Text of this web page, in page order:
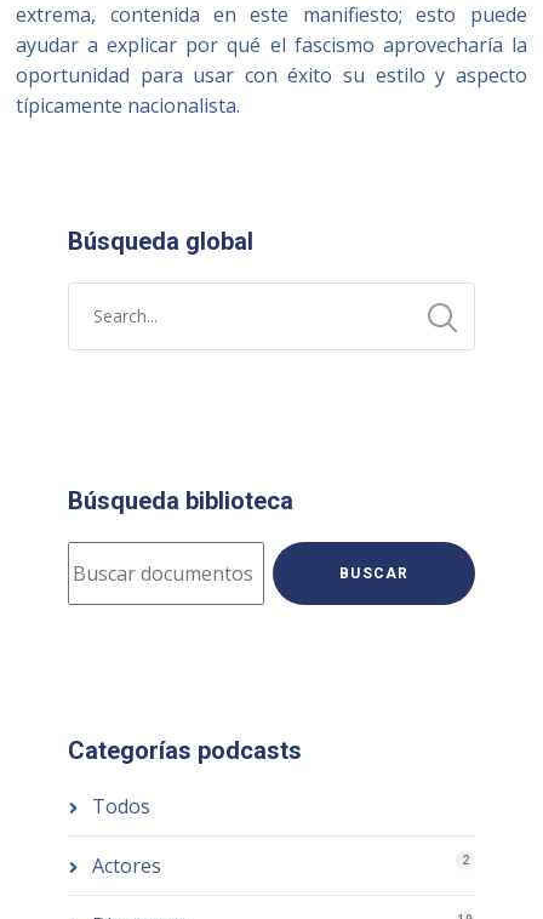
extrema, contenida en este manifiesto; esto puede
ayudar a explicar por qué el fascismo aprovecharía la
oportunidad para usar con éxito su estilo y aspecto
típicamente nacionalista.
Búsqueda global
Búsqueda biblioteca
BUSCAR
Categorías podcasts
Todos
Actores 2